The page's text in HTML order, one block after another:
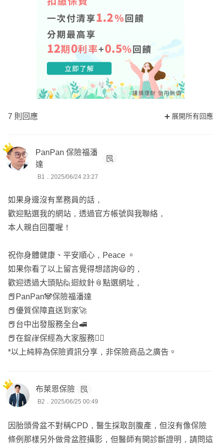
7 則回應 展開所有回應
PanPan 保險福潘
達
B1．2025/06/24 23:27
如果身邊沒有業務員的話，
歡迎點選我的網站，透過官方帳號與我聯絡，
本人親自回覆喔！
祝你身體健康、平安順心，Peace 。
如果你看了以上留言覺得想諮詢😃的，
歡迎透過大頭貼🙋迴紋針📎點選網址，
📕PanPan🐼保險福潘達
📕優質保障直送到家🚀
📕台中出發服務全台🚅
📕在錠嵂保經為大家服務🧑‍⚖️
*以上純粹為保險資訊分享，非保險商品之廣告。
布萊恩保險
B2．2025/06/25 00:49
因胎頭骨盆不對稱CPD，醫生採取剖腹產，但沒有像保險
條例那樣另外做骨盆腔攝影，但醫師有開診斷證明，請問這